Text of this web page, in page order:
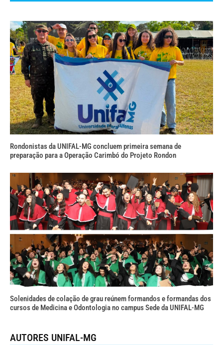
Rondonistas da UNIFAL-MG concluem primeira semana de
preparação para a Operação Carimbó do Projeto Rondon
Solenidades de colação de grau reúnem formandos e formandas dos
cursos de Medicina e Odontologia no campus Sede da UNIFAL-MG
AUTORES UNIFAL-MG